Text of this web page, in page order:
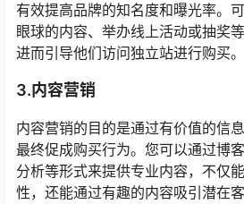
有效提高品牌的知名度和曝光率。
眼球的内容、举办线上活动或抽奖
进而引导他们访问独立站进行购买。
3.内容营销
内容营销的目的是通过有价值的信
最终促成购买行为。您可以通过博
分析等形式来提供专业内容，不仅
性，还能通过有趣的内容吸引潜在